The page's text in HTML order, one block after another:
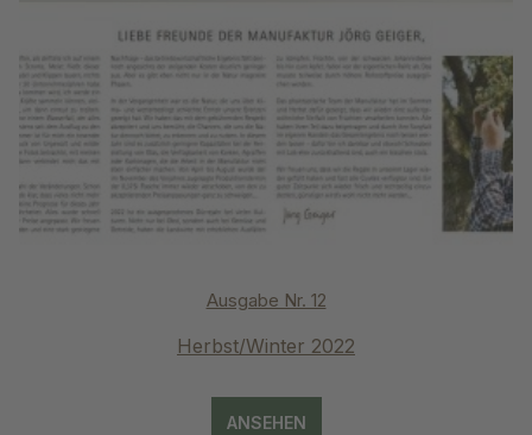
Ausgabe Nr. 12
Herbst/Winter 2022
ANSEHEN